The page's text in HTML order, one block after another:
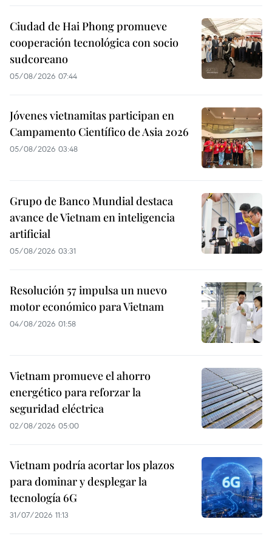
Ciudad de Hai Phong promueve
cooperación tecnológica con socio
sudcoreano
05/08/2026 07:44
Jóvenes vietnamitas participan en
Campamento Científico de Asia 2026
05/08/2026 03:48
Grupo de Banco Mundial destaca
avance de Vietnam en inteligencia
artificial
05/08/2026 03:31
Resolución 57 impulsa un nuevo
motor económico para Vietnam
04/08/2026 01:58
Vietnam promueve el ahorro
energético para reforzar la
seguridad eléctrica
02/08/2026 05:00
Vietnam podría acortar los plazos
para dominar y desplegar la
tecnología 6G
31/07/2026 11:13